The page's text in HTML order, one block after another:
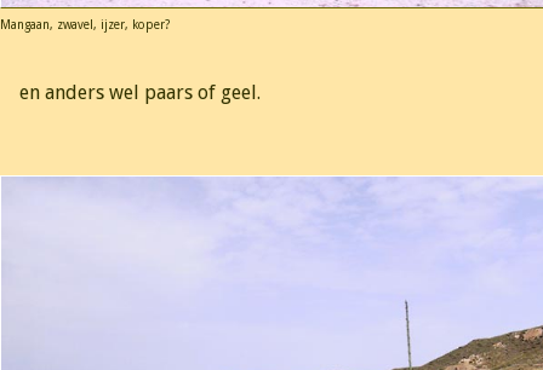
Mangaan, zwavel, ijzer, koper?
en anders wel paars of geel.